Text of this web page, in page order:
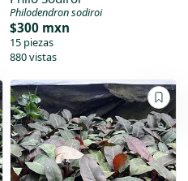
Philodendron sodiroi
$300 mxn
15 piezas
880 vistas